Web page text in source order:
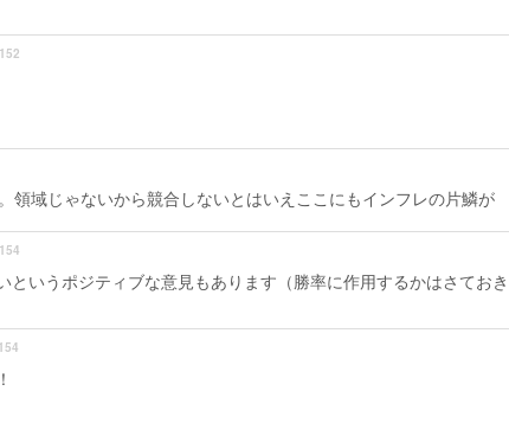
領域じゃないから競合しないとはいえここにもインフレの片鱗が
いうポジティブな意見もあります（勝率に作用するかはさておき